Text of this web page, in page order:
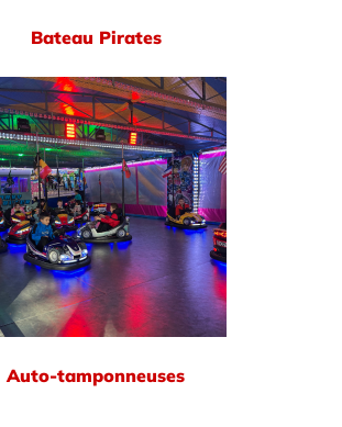
Bateau Pirates
Auto-tamponneuses